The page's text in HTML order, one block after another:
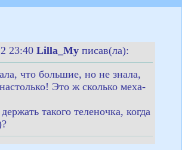
23:40 Lilla_My писав(ла):
что большие, но не знала,
Это ж сколько меха-
такого теленочка, когда